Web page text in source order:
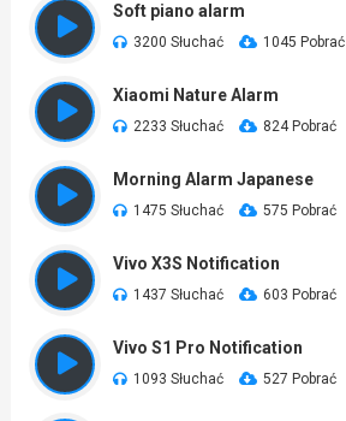
Soft piano alarm
3200 Słuchać 1045 Pobrać
Xiaomi Nature Alarm
2233 Słuchać 824 Pobrać
Morning Alarm Japanese
1475 Słuchać 575 Pobrać
Vivo X3S Notification
1437 Słuchać 603 Pobrać
Vivo S1 Pro Notification
1093 Słuchać 527 Pobrać